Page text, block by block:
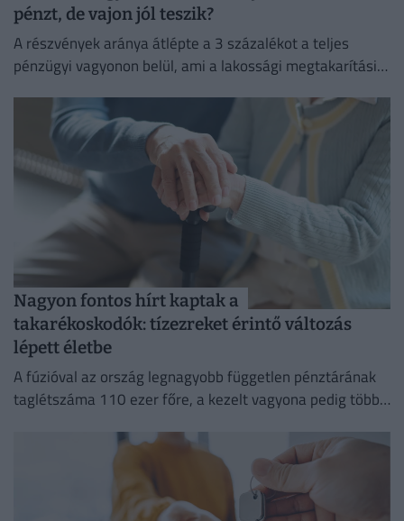
pénzt, de vajon jól teszik?
A részvények aránya átlépte a 3 százalékot a teljes
pénzügyi vagyonon belül, ami a lakossági megtakarítási
Nagyon fontos hírt kaptak a
takarékoskodók: tízezreket érintő változás
lépett életbe
A fúzióval az ország legnagyobb független pénztárának
taglétszáma 110 ezer főre, a kezelt vagyona pedig több